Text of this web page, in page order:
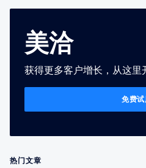
美洽
获得更多客户增长，从这里
免费试
热门文章